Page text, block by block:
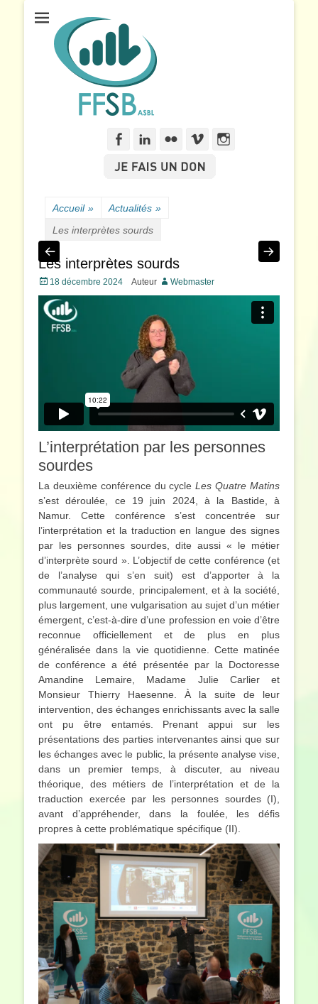
Fédération Francophone des Sourds de Belgique
FacebookLinkedln
Flickr Vimeo
Accueil » Actualités »
Les interprètes sourds
Les interprètes sourds
Posté
le
18 décembre 2024 Auteur Webmaster
L’interprétation par les personnes
sourdes
La deuxième conférence du cycleLes Quatre Matins
s’est déroulée, ce 19 juin 2024, à la Bastide, à
Namur. Cette conférence s’est concentrée sur
l’interprétation et la traduction en langue des signes
par les personnes sourdes, dite aussi « le métier
d’interprète sourd ». L’objectif de cette conférence (et
de l’analyse qui s’en suit) est d’apporter à la
communauté sourde, principalement, et à la société,
plus largement, une vulgarisation au sujet d’un métier
émergent, c’est-à-dire d’une profession en voie d’être
reconnue officiellement et de plus en plus
généralisée dans la vie quotidienne. Cette matinée
de conférence a été présentée par la Doctoresse
Amandine Lemaire, Madame Julie Carlier et
Monsieur Thierry Haesenne. À la suite de leur
intervention, des échanges enrichissants avec la salle
ont pu être entamés. Prenant appui sur les
présentations des parties intervenantes ainsi que sur
les échanges avec le public, la présente analyse vise,
dans un premier temps, à discuter, au niveau
théorique, des métiers de l’interprétation et de la
traduction exercée par les personnes sourdes (I),
avant d’appréhender, dans la foulée, les défis
propres à cette problématique spécifique (II).